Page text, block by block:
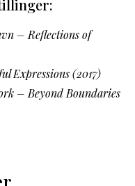
– Reflections of
Expressions (2017)
– Beyond Boundaries